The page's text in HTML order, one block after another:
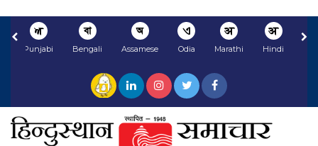
अ
Hindi
अ
Marathi
ଏ
Odia
অ
Assamese
বা
Bengali
ਅ
Punjabi